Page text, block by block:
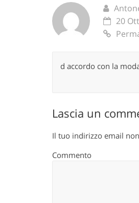
20
d accordo con la
Lascia un
Il tuo indirizzo email
Commento